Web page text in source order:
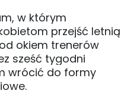
w którym
przejść letnią
okiem trenerów
sześć tygodni
wrócić do formy